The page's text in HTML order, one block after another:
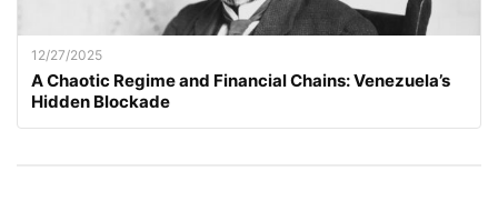
12/27/2025
A Chaotic Regime and Financial Chains: Venezuela’s
Hidden Blockade